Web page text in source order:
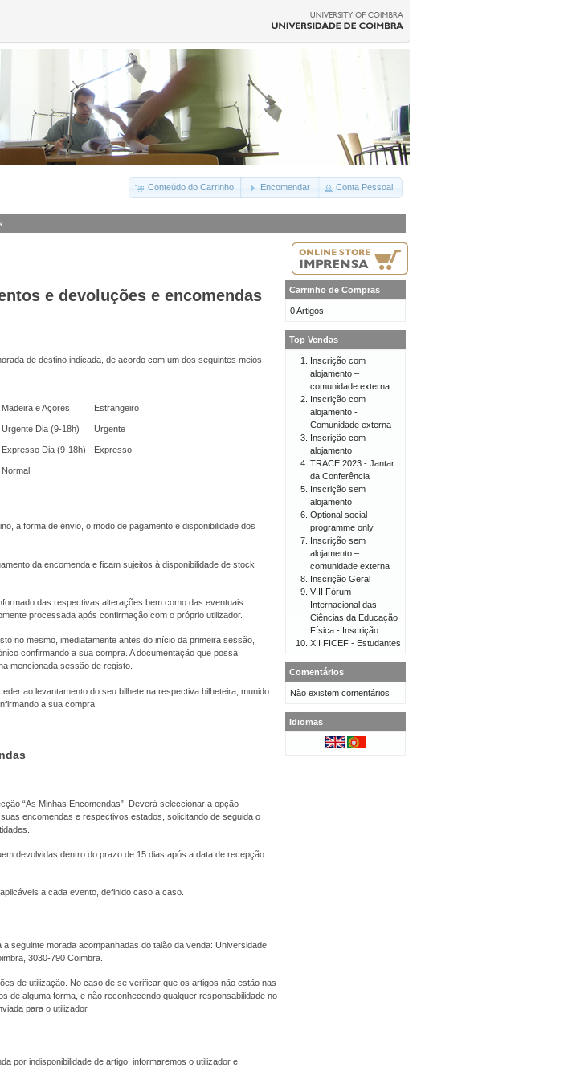
Conteúdo do Carrinho Encomendar Conta Pessoal
e devoluções e encomendas
de destino indicada, de acordo com um dos seguintes meios
Madeira e Açores Estrangeiro
Urgente Dia (9-18h) Urgente
Expresso Dia (9-18h) Expresso
Normal
a forma de envio, o modo de pagamento e disponibilidade dos
da encomenda e ficam sujeitos à disponibilidade de stock
das respectivas alterações bem como das eventuais
processada após confirmação com o próprio utilizador.
no mesmo, imediatamente antes do início da primeira sessão,
confirmando a sua compra. A documentação que possa
mencionada sessão de registo.
ao levantamento do seu bilhete na respectiva bilheteira, munido
a sua compra.
“As Minhas Encomendas”. Deverá seleccionar a opção
encomendas e respectivos estados, solicitando de seguida o
devolvidas dentro do prazo de 15 dias após a data de recepção
a cada evento, definido caso a caso.
seguinte morada acompanhadas do talão da venda: Universidade
3030-790 Coimbra.
de utilização. No caso de se verificar que os artigos não estão nas
de alguma forma, e não reconhecendo qualquer responsabilidade no
para o utilizador.
por indisponibilidade de artigo, informaremos o utilizador e
Carrinho de Compras
0 Artigos
Top Vendas
Inscrição com
alojamento –
comunidade externa
Inscrição com
alojamento -
Comunidade externa
Inscrição com
alojamento
TRACE 2023 - Jantar
da Conferência
Inscrição sem
alojamento
Optional social
programme only
Inscrição sem
alojamento –
comunidade externa
Inscrição Geral
VIII Fórum
Internacional das
Ciências da Educação
Física - Inscrição
XII FICEF - Estudantes
Comentários
Não existem comentários
Idiomas